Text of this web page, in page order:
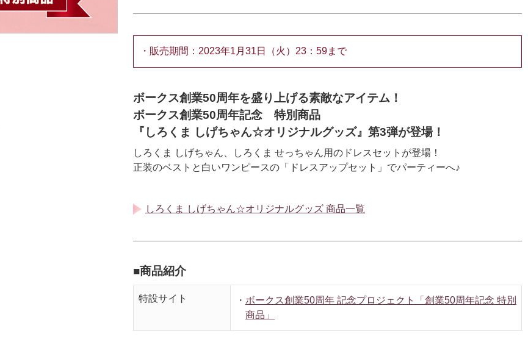
・販売期間：2023年1月31日（火）23：59まで
ボークス創業50周年を盛り上げる素敵なアイテム！
ボークス創業50周年記念 特別商品
『しろくま しげちゃん☆オリジナルグッズ』第3弾が登場！
しろくま しげちゃん、しろくま せっちゃん用のドレスセットが登場！
正装のベストと白いワンピースの「ドレスアップセット」でパーティーへ♪
しろくま しげちゃん☆オリジナルグッズ 商品一覧
■商品紹介
特設サイト ・ ボークス創業50周年 記念プロジェクト「創業50周年記念 特別
商品」